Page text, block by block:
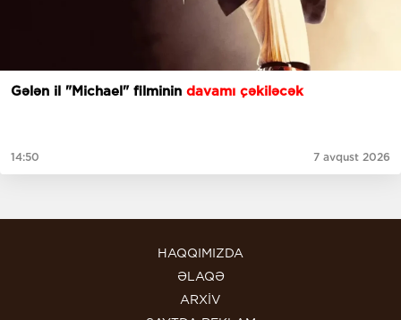
Gələn il "Michael" filminin davamı çəkiləcək
14:50 7 avqust 2026
HAQQIMIZDA
ƏLAQƏ
ARXİV